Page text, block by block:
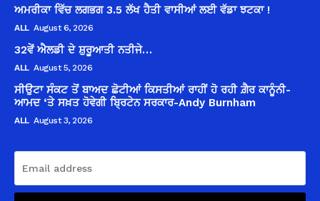
ਅਮਰੀਕਾ ਵਿੱਚ ਲਗਭਗ 3.5 ਲੱਖ ਹੈਤੀ ਵਾਸੀਆਂ ਲਈ ਵੱਡਾ ਝਟਕਾ !
ALL August 6, 2026
32ਵੇਂ ਐਲਡੀ ਦੇ ਸ਼ੁਰੂਆਤੀ ਨਤੀਜੇ…
ALL August 5, 2026
ਸੀਉਟਾ ਸੰਕਟ ਤੋਂ ਬਾਅਦ ਛੋਟੀਆਂ ਕਿਸਤੀਆਂ ਰਾਹੀਂ ਹੋ ਰਹੀ ਗ਼ੈਰ ਕਾਨੂੰਨੀ-
ਆਮਦ ‘ਤੇ ਸਖ਼ਤ ਹੋਵੇਗੀ ਬ੍ਰਿਟੇਨ ਸਰਕਾਰ-Andy Burnham
ALL August 3, 2026